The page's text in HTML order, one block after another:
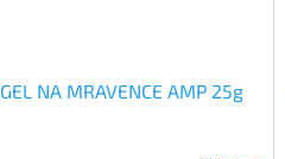
NA MRAVENCE AMP 25g